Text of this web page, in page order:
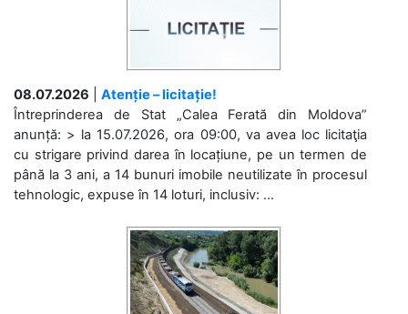
08.07.2026
Atenție – licitație!
Întreprinderea de Stat „Calea Ferată din Moldova”
anunță: > la 15.07.2026, ora 09:00, va avea loc licitaţia
cu strigare privind darea în locațiune, pe un termen de
până la 3 ani, a 14 bunuri imobile neutilizate în procesul
tehnologic, expuse în 14 loturi, inclusiv: ...